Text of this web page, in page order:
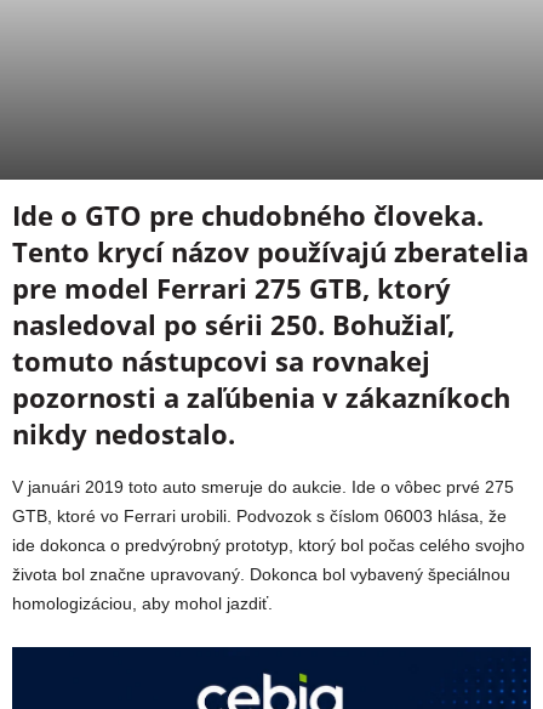
Ide o GTO pre chudobného človeka.
Tento krycí názov používajú zberatelia
pre model Ferrari 275 GTB, ktorý
nasledoval po sérii 250. Bohužiaľ,
tomuto nástupcovi sa rovnakej
pozornosti a zaľúbenia v zákazníkoch
nikdy nedostalo.
V januári 2019 toto auto smeruje do aukcie. Ide o vôbec prvé 275
GTB, ktoré vo Ferrari urobili. Podvozok s číslom 06003 hlása, že
ide dokonca o predvýrobný prototyp, ktorý bol počas celého svojho
života bol značne upravovaný. Dokonca bol vybavený špeciálnou
homologizáciou, aby mohol jazdiť.